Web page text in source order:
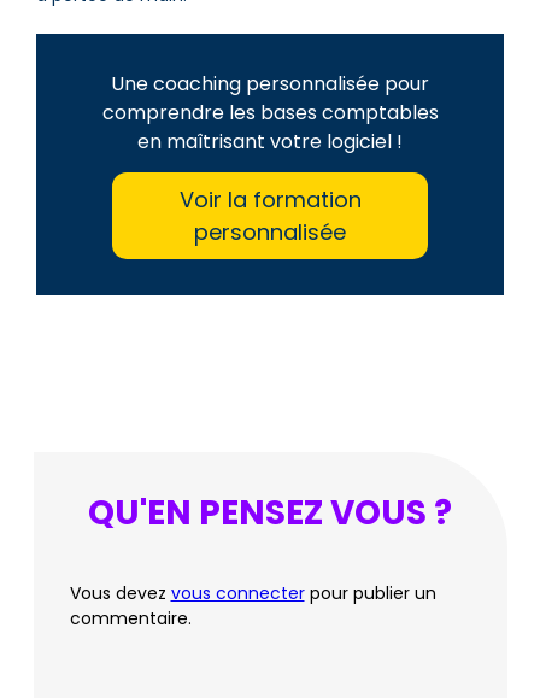
Une coaching personnalisée pour
comprendre les bases comptables
en maîtrisant votre logiciel !
Voir la formation
personnalisée
QU'EN PENSEZ VOUS ?
Vous devez vous connecterpour publier un
commentaire.